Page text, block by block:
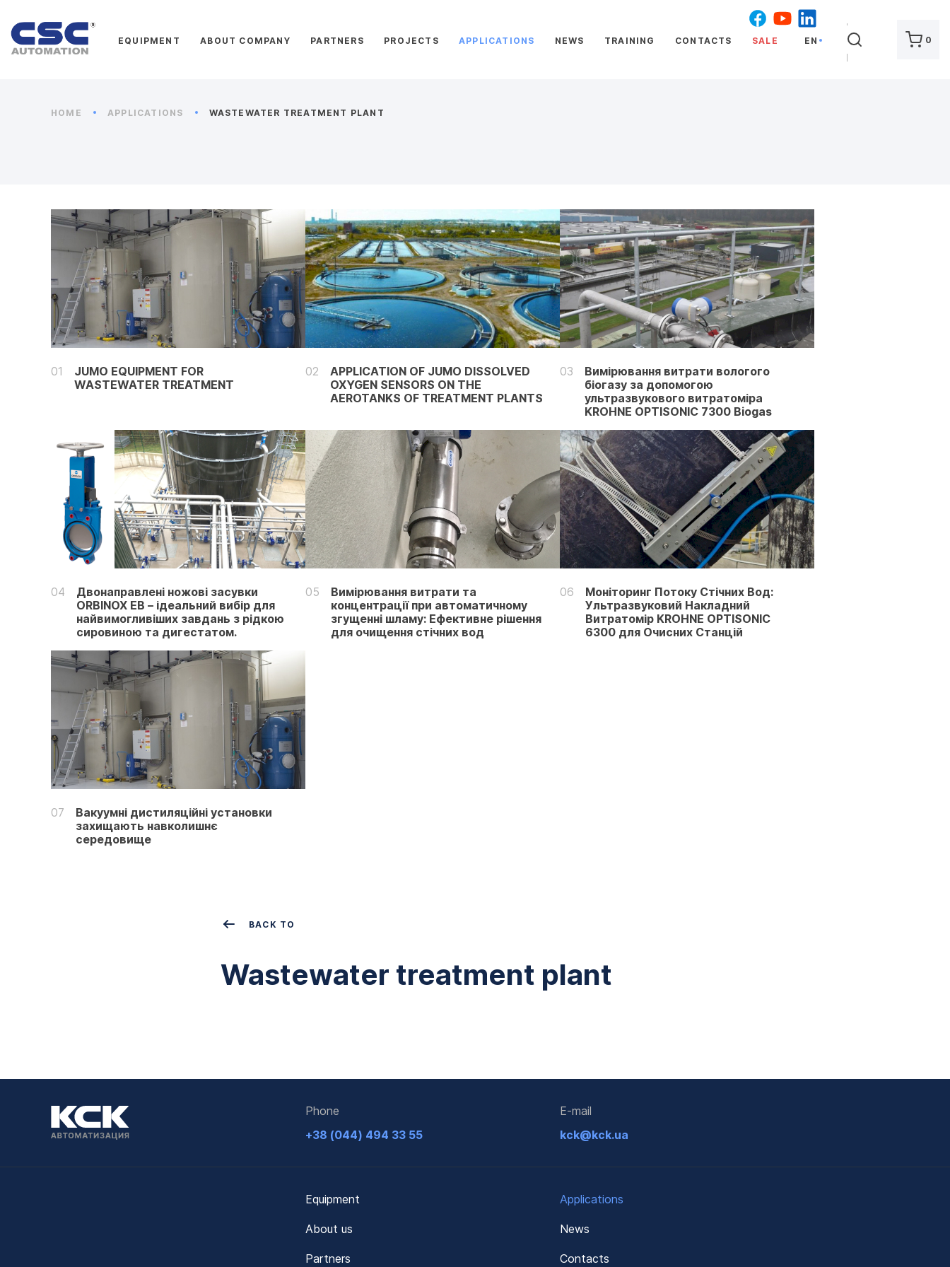
EQUIPMENT ABOUT COMPANY PARTNERS PROJECTS APPLICATIONS NEWS TRAINING CONTACTS SALE EN SEARCH 0
HOME APPLICATIONS WASTEWATER TREATMENT PLANT
01
JUMO EQUIPMENT FOR
WASTEWATER TREATMENT
02
APPLICATION OF JUMO DISSOLVED
OXYGEN SENSORS ON THE
AEROTANKS OF TREATMENT PLANTS
03
Вимірювання витрати вологого
біогазу за допомогою
ультразвукового витратоміра
KROHNE OPTISONIC 7300 Biogas
04
Двонаправлені ножові засувки
ORBINOX EB – ідеальний вибір для
найвимогливіших завдань з рідкою
сировиною та дигестатом.
05
Вимірювання витрати та
концентрації при автоматичному
згущенні шламу: Ефективне рішення
для очищення стічних вод
06
Моніторинг Потоку Стічних Вод:
Ультразвуковий Накладний
Витратомір KROHNE OPTISONIC
6300 для Очисних Станцій
07
Вакуумні дистиляційні установки
захищають навколишнє
середовище
BACK TO
Wastewater treatment plant
Phone
+38 (044) 494 33 55
E-mail
kck@kck.ua
Equipment
About us
Partners
Applications
News
Contacts